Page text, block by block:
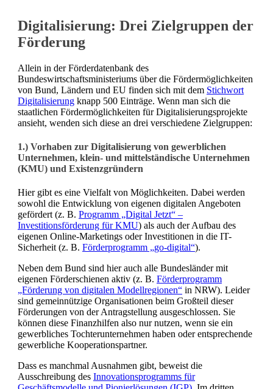
Digitalisierung: Drei Zielgruppen der
Förderung
Allein in der Förderdatenbank des
Bundeswirtschaftsministeriums über die Fördermöglichkeiten
von Bund, Ländern und EU finden sich mit dem Stichwort
Digitalisierung knapp 500 Einträge. Wenn man sich die
staatlichen Fördermöglichkeiten für Digitalisierungsprojekte
ansieht, wenden sich diese an drei verschiedene Zielgruppen:
1.) Vorhaben zur Digitalisierung von gewerblichen
Unternehmen, klein- und mittelständische Unternehmen
(KMU) und Existenzgründern
Hier gibt es eine Vielfalt von Möglichkeiten. Dabei werden
sowohl die Entwicklung von eigenen digitalen Angeboten
gefördert (z. B. Programm „Digital Jetzt“ –
Investitionsförderung für KMU) als auch der Aufbau des
eigenen Online-Marketings oder Investitionen in die IT-
Sicherheit (z. B. Förderprogramm „go-digital“).
Neben dem Bund sind hier auch alle Bundesländer mit
eigenen Förderschienen aktiv (z. B. Förderprogramm
„Förderung von digitalen Modellregionen“ in NRW). Leider
sind gemeinnützige Organisationen beim Großteil dieser
Förderungen von der Antragstellung ausgeschlossen. Sie
können diese Finanzhilfen also nur nutzen, wenn sie ein
gewerbliches Tochterunternehmen haben oder entsprechende
gewerbliche Kooperationspartner.
Dass es manchmal Ausnahmen gibt, beweist die
Ausschreibung des Innovationsprogramms für